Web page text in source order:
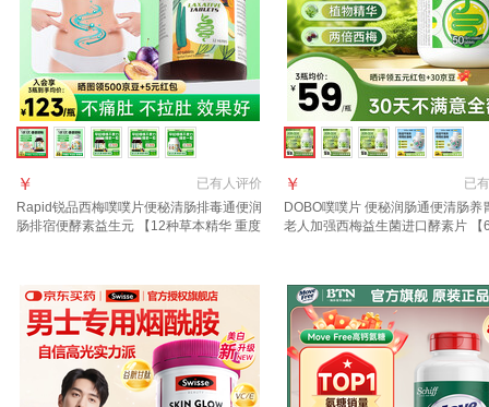
已有人评价
￥
Rapid锐品西梅噗噗片便秘清肠排毒通便润
肠排宿便酵素益生元 【12种草本精华 重度
已有
￥
DOBO噗噗片 便秘润肠通便清肠养
老人加强西梅益生菌进口酵素片 【